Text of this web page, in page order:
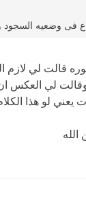
فى وضعيه
قالت لي
لي العكس
لو هذا